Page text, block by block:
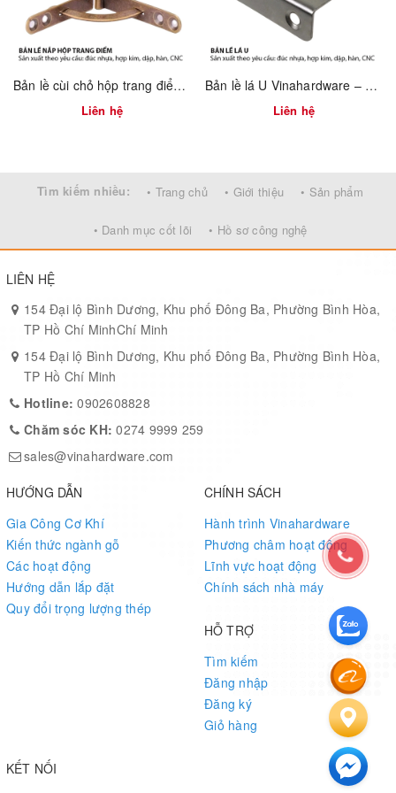
Bản lề cùi chỏ hộp trang điểm Vinahardware 7100.4.01118
Liên hệ
Bản lề lá U Vinahardware – 1260.3.11009
Liên hệ
Tìm kiếm nhiều: • Trang chủ • Giới thiệu • Sản phẩm
• Danh mục cốt lõi • Hồ sơ công nghệ
LIÊN HỆ
154 Đại lộ Bình Dương, Khu phố Đông Ba, Phường Bình Hòa,
TP Hồ Chí MinhChí Minh
154 Đại lộ Bình Dương, Khu phố Đông Ba, Phường Bình Hòa,
TP Hồ Chí Minh
Hotline:0902608828
Chăm sóc KH:0274 9999 259
sales@vinahardware.com
HƯỚNG DẪN
Gia Công Cơ Khí
Kiến thức ngành gỗ
Các hoạt động
Hướng dẫn lắp đặt
Quy đổi trọng lượng thép
CHÍNH SÁCH
Hành trình Vinahardware
Phương châm hoạt động
Lĩnh vực hoạt động
Chính sách nhà máy
HỖ TRỢ
Tìm kiếm
Đăng nhập
Đăng ký
Giỏ hàng
KẾT NỐI